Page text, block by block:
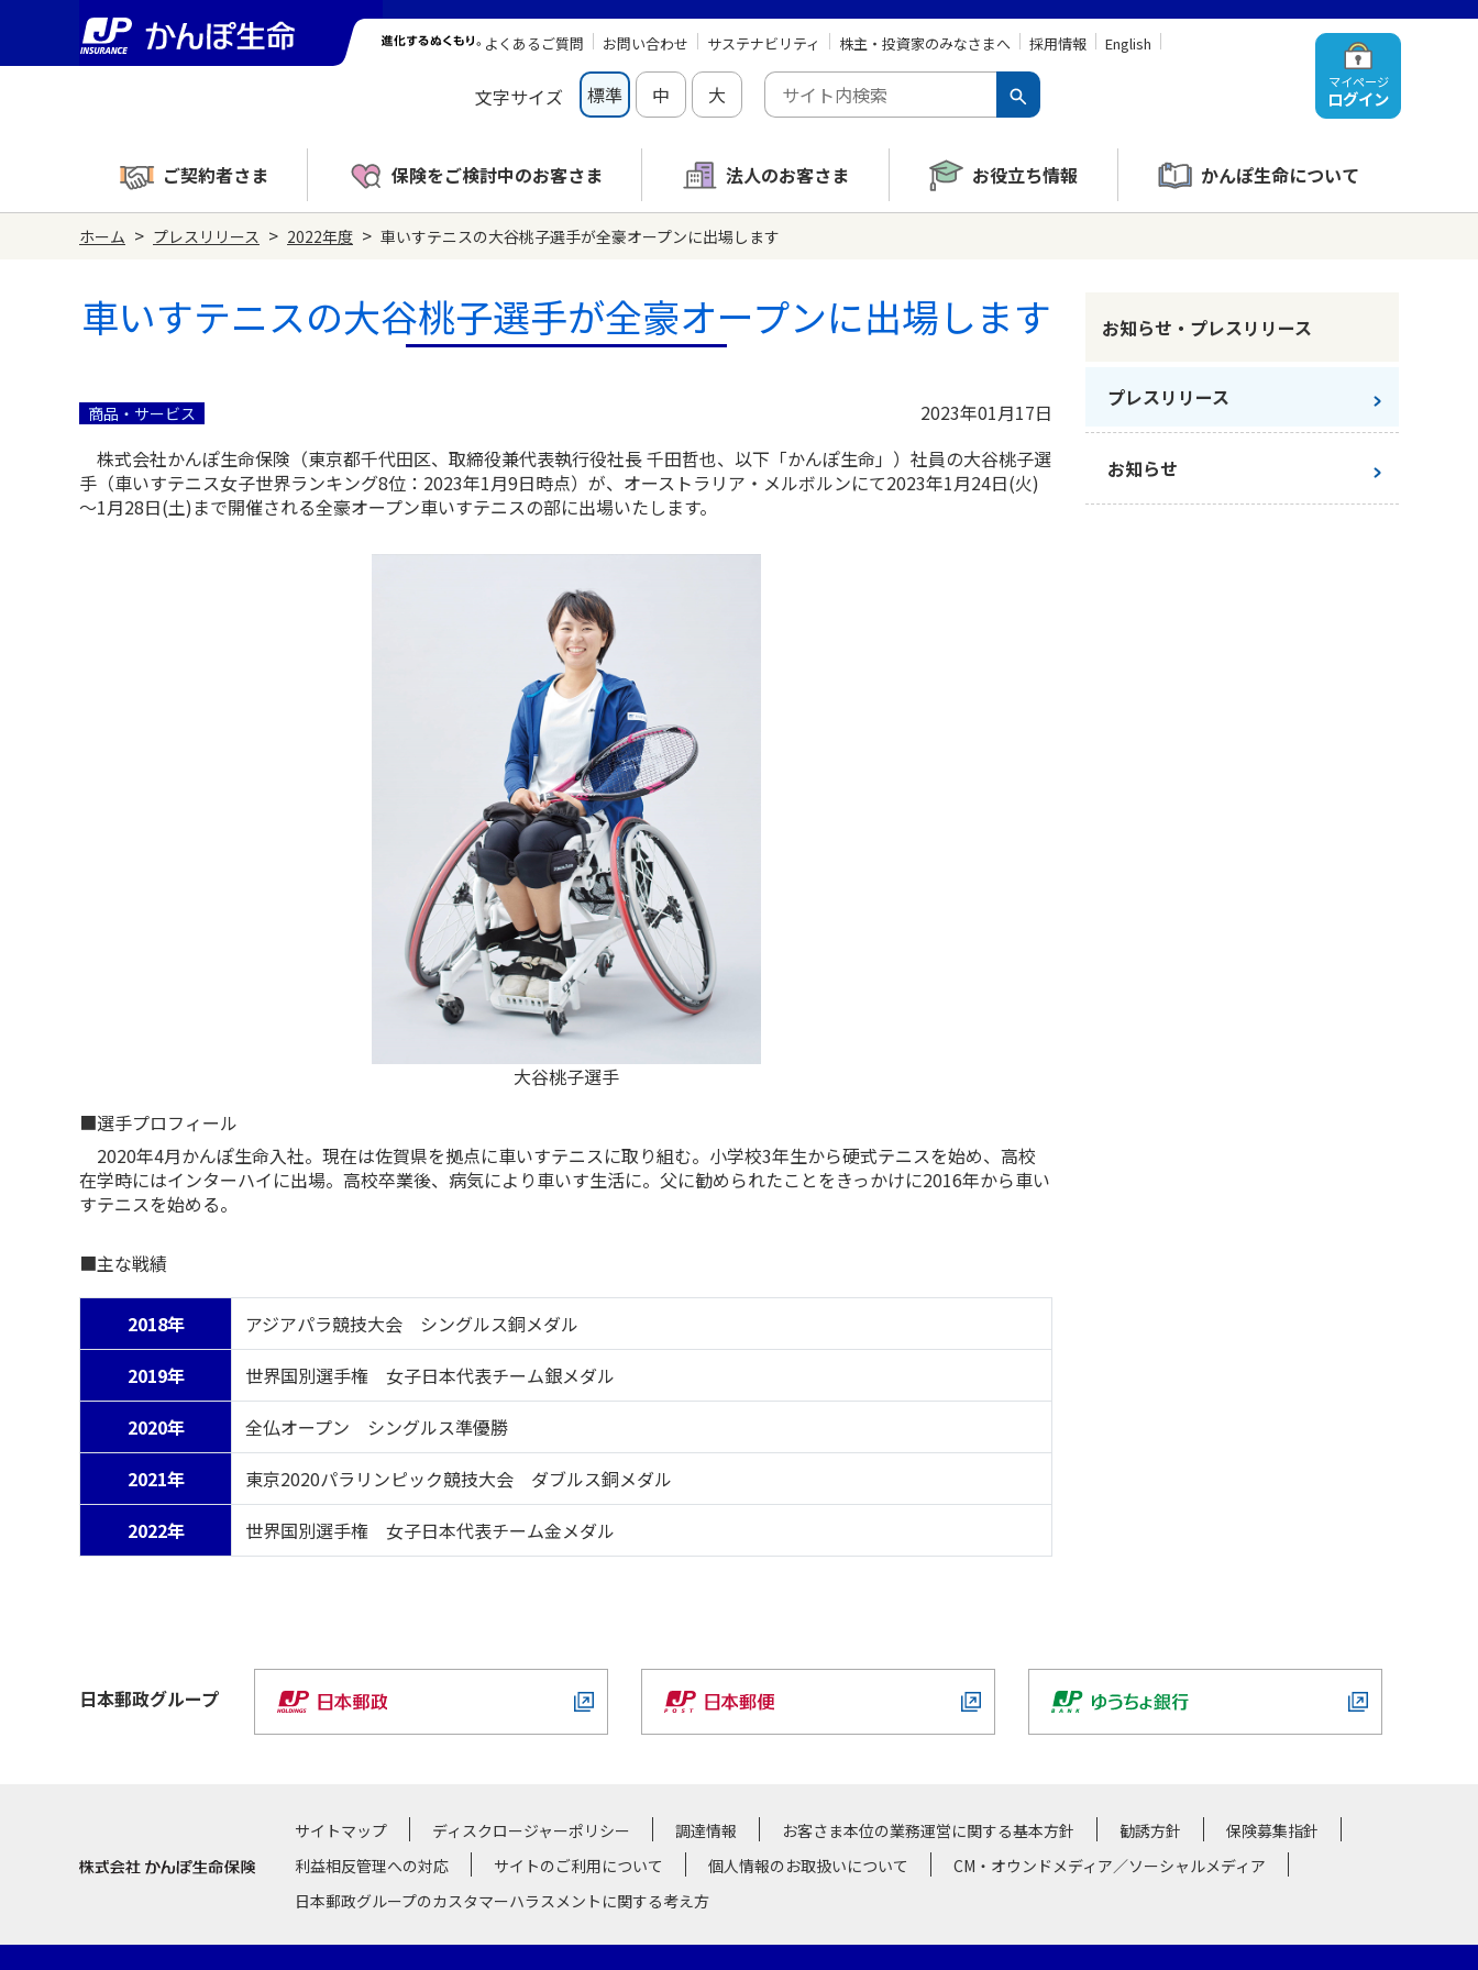
マイページ
ログイン
よくあるご質問 お問い合わせ サステナビリティ 株主・投資家のみなさまへ 採用情報 English
文字サイズ 標準 中 大
ご契約者さま 保険をご検討中のお客さま 法人のお客さま お役立ち情報 かんぽ生命について
ホーム > プレスリリース > 2022年度 > 車いすテニスの大谷桃子選手が全豪オープンに出場します
車いすテニスの大谷桃子選手が全豪オープンに出場します
商品・サービス
2023年01月17日
株式会社かんぽ生命保険（東京都千代田区、取締役兼代表執行役社長 千田哲也、以下「かんぽ生命」）社員の大谷桃子選
手（車いすテニス女子世界ランキング8位：2023年1月9日時点）が、オーストラリア・メルボルンにて2023年1月24日(火)
～1月28日(土)まで開催される全豪オープン車いすテニスの部に出場いたします。
大谷桃子選手
■選手プロフィール
2020年4月かんぽ生命入社。現在は佐賀県を拠点に車いすテニスに取り組む。小学校3年生から硬式テニスを始め、高校
在学時にはインターハイに出場。高校卒業後、病気により車いす生活に。父に勧められたことをきっかけに2016年から車い
すテニスを始める。
■主な戦績
2018年
アジアパラ競技大会 シングルス銅メダル
2019年
世界国別選手権 女子日本代表チーム銀メダル
2020年
全仏オープン シングルス準優勝
2021年
東京2020パラリンピック競技大会 ダブルス銅メダル
2022年
世界国別選手権 女子日本代表チーム金メダル
お知らせ・プレスリリース
プレスリリース
お知らせ
日本郵政グループ
サイトマップ ディスクロージャーポリシー 調達情報 お客さま本位の業務運営に関する基本方針 勧誘方針
保険募集指針
利益相反管理への対応
サイトのご利用について 個人情報のお取扱いについて
CM・オウンドメディア／ソーシャルメディア
日本郵政グループのカスタマーハラスメントに関する考え方